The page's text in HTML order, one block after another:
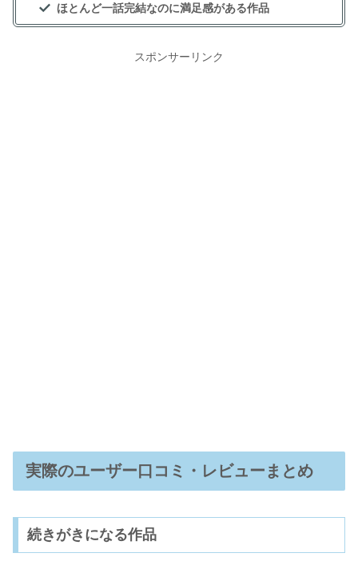
ほとんど一話完結なのに満足感がある作品
スポンサーリンク
実際のユーザー口コミ・レビューまとめ
続きがきになる作品